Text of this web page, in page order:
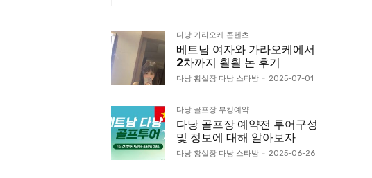
다낭 가라오케 콘텐츠
베트남 여자와 가라오케에서
2차까지 훨훨 논 후기
다낭 황실장 다낭 스타밤 - 2025-07-01
다낭 골프장 부킹예약
다낭 골프장 예약전 투어구성
및 정보에 대해 알아보자
다낭 황실장 다낭 스타밤 - 2025-06-26